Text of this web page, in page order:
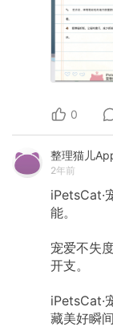
0
整理猫儿
2年前
iPetsCat·
能。
宠爱不失
开支。
iPetsCat·
藏美好瞬